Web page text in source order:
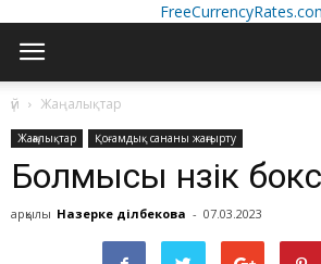
үй Жаңалықтар
Жаңалықтар Қоғамдық сананы жаңғырту
Болмысы нәзік
арқылы Назерке Әділбекова - 07.03.2023